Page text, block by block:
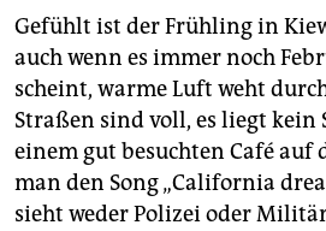
unterstützen
abo
genossenschaft
epaper login
Gefühlt ist der Frühling in
auch wenn es immer noch
scheint, warme Luft weht
Straßen sind voll, es liegt kein
einem gut besuchten Café auf
man den Song „California
sieht weder Polizei oder